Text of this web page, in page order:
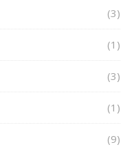
(3)
(1)
(3)
(1)
(9)